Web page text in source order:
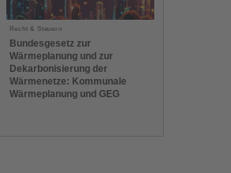
Recht & Steuern
Bundesgesetz zur
Wärmeplanung und zur
Dekarbonisierung der
Wärmenetze: Kommunale
Wärmeplanung und GEG